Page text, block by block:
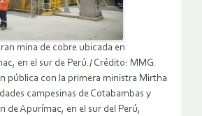
mina de cobre ubicada en
en el sur de Perú./ Crédito: MMG.
pública con la primera ministra Mirtha
campesinas de Cotabambas y
de Apurímac, en el sur del Perú,